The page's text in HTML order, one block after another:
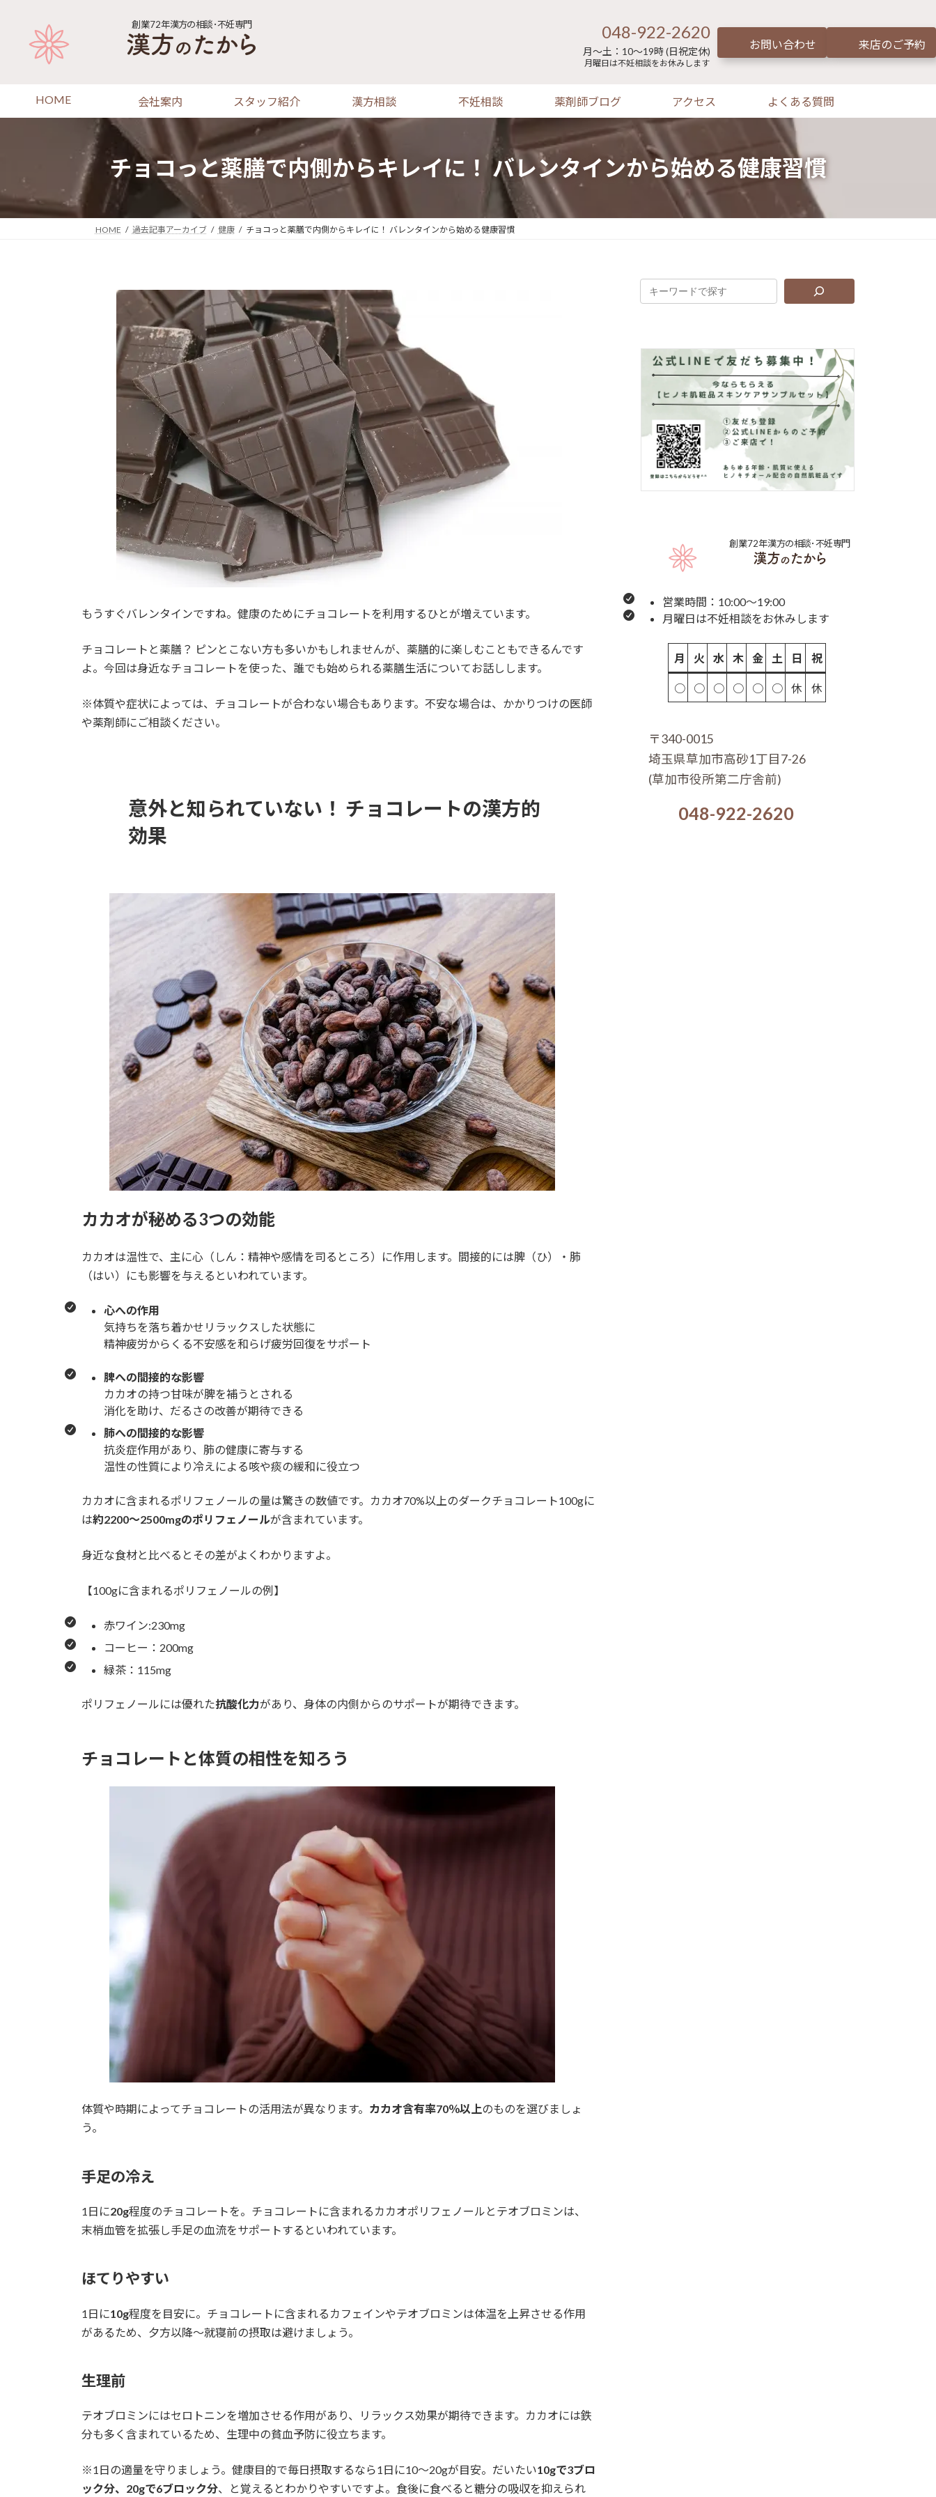
創業72年漢方の相談･不妊専門 048-922-2620
月～土：10～19時 (日祝定休)
月曜日は不妊相談をお休みします
お問い合わせ 来店のご予約
HOME 会社案内 スタッフ紹介 漢方相談 不妊相談 薬剤師ブログ アクセス よくある質問
チョコっと薬膳で内側からキレイに！ バレンタインから始める健康習慣
HOME 過去記事アーカイブ 健康 チョコっと薬膳で内側からキレイに！ バレンタインから始める健康習慣
もうすぐバレンタインですね。健康のためにチョコレートを利用するひとが増えています。
チョコレートと薬膳？ ピンとこない方も多いかもしれませんが、薬膳的に楽しむこともできるんです
よ。今回は身近なチョコレートを使った、誰でも始められる薬膳生活についてお話しします。
※体質や症状によっては、チョコレートが合わない場合もあります。不安な場合は、かかりつけの医師
や薬剤師にご相談ください。
意外と知られていない！ チョコレートの漢方的
効果
カカオが秘める3つの効能
カカオは温性で、主に心（しん：精神や感情を司るところ）に作用します。間接的には脾（ひ）・肺
（はい）にも影響を与えるといわれています。
心への作用
気持ちを落ち着かせリラックスした状態に
精神疲労からくる不安感を和らげ疲労回復をサポート
脾への間接的な影響
カカオの持つ甘味が脾を補うとされる
消化を助け、だるさの改善が期待できる
肺への間接的な影響
抗炎症作用があり、肺の健康に寄与する
温性の性質により冷えによる咳や痰の緩和に役立つ
カカオに含まれるポリフェノールの量は驚きの数値です。カカオ70%以上のダークチョコレート100gに
は約2200〜2500mgのポリフェノールが含まれています。
身近な食材と比べるとその差がよくわかりますよ。
【100gに含まれるポリフェノールの例】
赤ワイン:230mg
コーヒー：200mg
緑茶：115mg
ポリフェノールには優れた抗酸化力があり、身体の内側からのサポートが期待できます。
チョコレートと体質の相性を知ろう
体質や時期によってチョコレートの活用法が異なります。 カカオ含有率70％以上のものを選びましょ
う。
手足の冷え
1日に20g程度のチョコレートを。チョコレートに含まれるカカオポリフェノールとテオブロミンは、
末梢血管を拡張し手足の血流をサポートするといわれています。
ほてりやすい
1日に10g程度を目安に。チョコレートに含まれるカフェインやテオブロミンは体温を上昇させる作用
があるため、夕方以降〜就寝前の摂取は避けましょう。
生理前
テオブロミンにはセロトニンを増加させる作用があり、リラックス効果が期待できます。カカオには鉄
分も多く含まれているため、生理中の貧血予防に役立ちます。
※1日の適量を守りましょう。健康目的で毎日摂取するなら1日に10〜20gが目安。だいたい10gで3ブロ
ック分、20gで6ブロック分、と覚えるとわかりやすいですよ。食後に食べると糖分の吸収を抑えられ
創業72年漢方の相談･不妊専門
営業時間：10:00～19:00
月曜日は不妊相談をお休みします
月 火 水 木 金 土 日 祝
○ ○ ○ ○ ○ ○ 休 休
〒340-0015
埼玉県草加市高砂1丁目7-26
(草加市役所第二庁舎前)
048-922-2620